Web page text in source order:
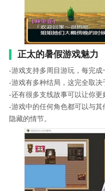
正太的暑假游戏魅力
-游戏支持多周目游玩，每完成
-游戏有多种结局，这完全取决
-还有很多支线故事可以让你更
-游戏中的任何角色都可以与
隐藏的情节。